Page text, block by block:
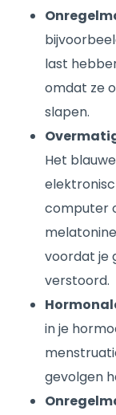
last
omdat ze
slapen.
Het
computer
voordat je
verstoord.
in je
gevolgen